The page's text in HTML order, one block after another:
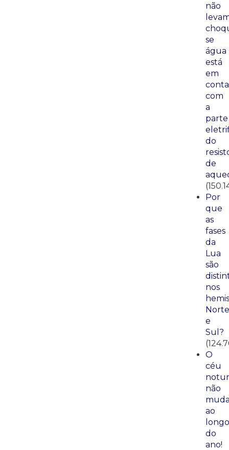
não
se
água
está
em
com
a
parte
do
de
Por
que
as
fases
da
Lua
são
nos
Norte
e
Sul?
O
céu
não
ao
longo
do
ano!